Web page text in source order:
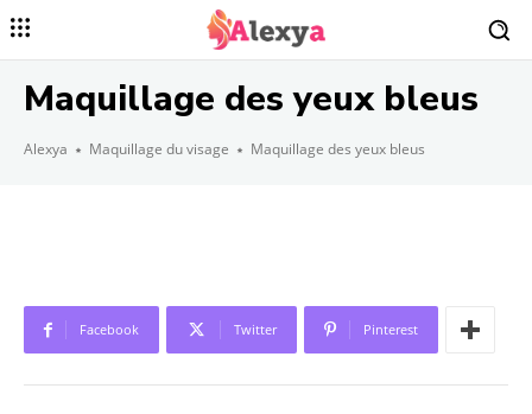
Maquillage des yeux bleus
Alexya Maquillage du visage Maquillage des yeux bleus
Facebook Twitter Pinterest